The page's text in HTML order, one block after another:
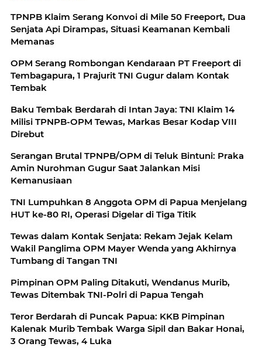
TPNPB Klaim Serang Konvoi di Mile 50 Freeport, Dua
Senjata Api Dirampas, Situasi Keamanan Kembali
Memanas
OPM Serang Rombongan Kendaraan PT Freeport di
Tembagapura, 1 Prajurit TNI Gugur dalam Kontak
Tembak
Baku Tembak Berdarah di Intan Jaya: TNI Klaim 14
Milisi TPNPB-OPM Tewas, Markas Besar Kodap VIII
Direbut
Serangan Brutal TPNPB/OPM di Teluk Bintuni: Praka
Amin Nurohman Gugur Saat Jalankan Misi
Kemanusiaan
TNI Lumpuhkan 8 Anggota OPM di Papua Menjelang
HUT ke-80 RI, Operasi Digelar di Tiga Titik
Tewas dalam Kontak Senjata: Rekam Jejak Kelam
Wakil Panglima OPM Mayer Wenda yang Akhirnya
Tumbang di Tangan TNI
Pimpinan OPM Paling Ditakuti, Wendanus Murib,
Tewas Ditembak TNI-Polri di Papua Tengah
Teror Berdarah di Puncak Papua: KKB Pimpinan
Kalenak Murib Tembak Warga Sipil dan Bakar Honai,
3 Orang Tewas, 4 Luka